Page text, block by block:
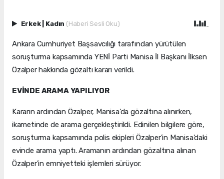
Erkek Kadın (Haberi Sesli Oku)
Ankara Cumhuriyet Başsavcılığı tarafından yürütülen
soruşturma kapsamında YENİ Parti Manisa İl Başkanı İlksen
Özalper hakkında gözaltı kararı verildi.
EVİNDE ARAMA YAPILIYOR
Kararın ardından Özalper, Manisa'da gözaltına alınırken,
ikametinde de arama gerçekleştirildi. Edinilen bilgilere göre,
soruşturma kapsamında polis ekipleri Özalper'in Manisa'daki
evinde arama yaptı. Aramanın ardından gözaltına alınan
Özalper'in emniyetteki işlemleri sürüyor.